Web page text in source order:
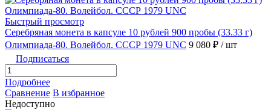
Быстрый просмотр
Серебряная монета в капсуле 10 рублей 900 пробы (33.33 г)
Олимпиада-80. Волейбол. СССР 1979 UNC 9 080 ₽ / шт
Подписаться
Подробнее
Сравнение В избранное
Недоступно